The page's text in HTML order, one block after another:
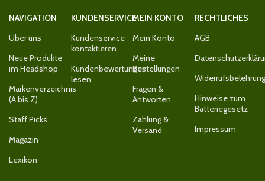
NAVIGATION
Über uns
Neue Produkte
im Headshop
Markenverzeichnis
(A bis Z)
Staff Picks
Magazin
Lexikon
KUNDENSERVICE
Kundenservice
kontaktieren
Kundenbewertungen
lesen
MEIN KONTO
Mein Konto
Meine
Bestellungen
Fragen &
Antworten
Zahlung &
Versand
RECHTLICHES
AGB
Widerrufsbelehrung
Hinweise zum
Batteriegesetz
Impressum